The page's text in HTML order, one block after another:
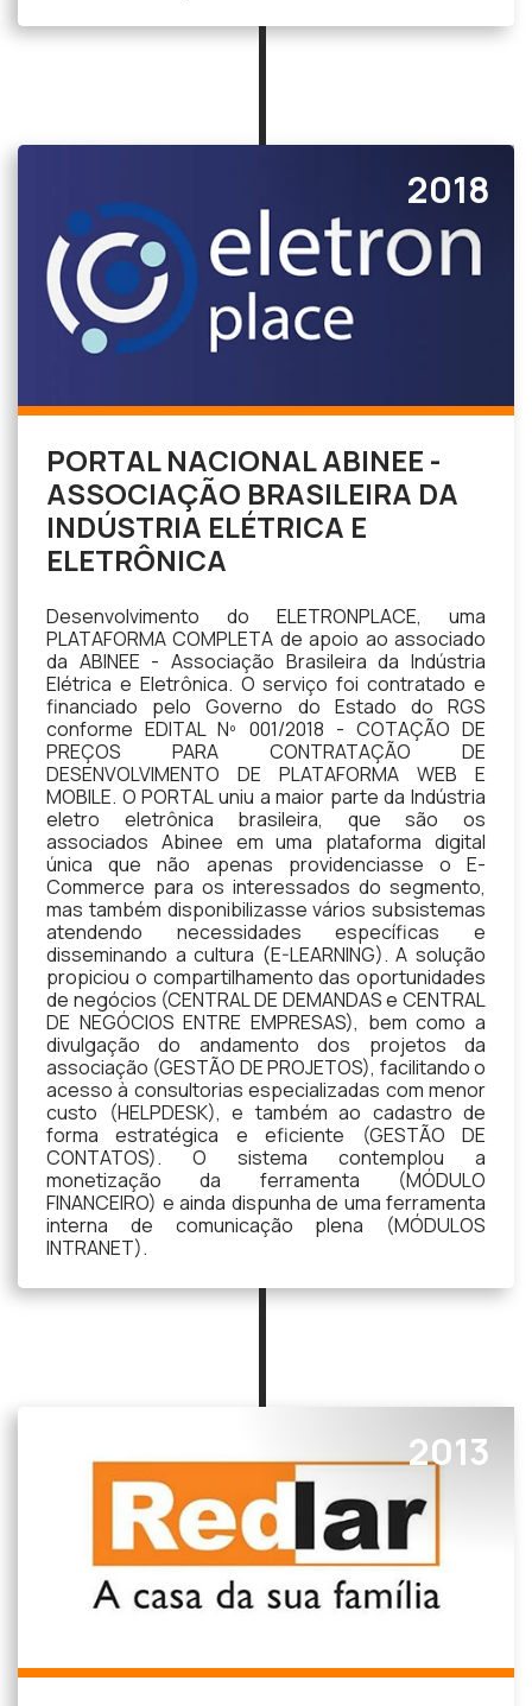
2018
PORTAL NACIONAL ABINEE -
ASSOCIAÇÃO BRASILEIRA DA
INDÚSTRIA ELÉTRICA E
ELETRÔNICA
Desenvolvimento do ELETRONPLACE, uma
PLATAFORMA COMPLETA de apoio ao associado
da ABINEE - Associação Brasileira da Indústria
Elétrica e Eletrônica. O serviço foi contratado e
financiado pelo Governo do Estado do RGS
conforme EDITAL Nº 001/2018 - COTAÇÃO DE
PREÇOS PARA CONTRATAÇÃO DE
DESENVOLVIMENTO DE PLATAFORMA WEB E
MOBILE. O PORTAL uniu a maior parte da Indústria
eletro eletrônica brasileira, que são os
associados Abinee em uma plataforma digital
única que não apenas providenciasse o E-
Commerce para os interessados do segmento,
mas também disponibilizasse vários subsistemas
atendendo necessidades específicas e
disseminando a cultura (E-LEARNING). A solução
propiciou o compartilhamento das oportunidades
de negócios (CENTRAL DE DEMANDAS e CENTRAL
DE NEGÓCIOS ENTRE EMPRESAS), bem como a
divulgação do andamento dos projetos da
associação (GESTÃO DE PROJETOS), facilitando o
acesso à consultorias especializadas com menor
custo (HELPDESK), e também ao cadastro de
forma estratégica e eficiente (GESTÃO DE
CONTATOS). O sistema contemplou a
monetização da ferramenta (MÓDULO
FINANCEIRO) e ainda dispunha de uma ferramenta
interna de comunicação plena (MÓDULOS
INTRANET).
2013